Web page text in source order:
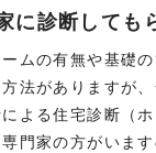
に診断しても
ームの有無や基礎
法がありますが
よる住宅診断（
門家の方がいま